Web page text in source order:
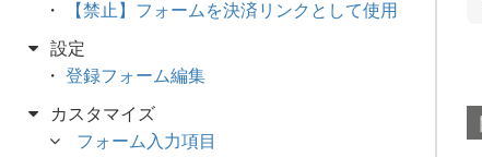
【禁止】フォームを決済リンクとして使用
設定
登録フォーム編集
カスタマイズ
フォーム入力項目